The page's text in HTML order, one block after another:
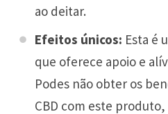
ao deitar.
Efeitos únicos: Esta é
que oferece apoio e
Podes não obter os
CBD com este